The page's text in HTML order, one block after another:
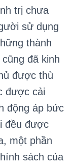
trị chưa
sử dụng
thành
đã kinh
được thù
được cải
động áp bức
đều được
một phần
sách của